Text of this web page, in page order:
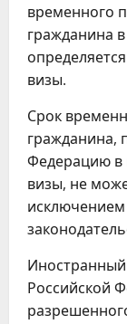
временного
гражданина
визы.
Срок
гражданина,
Федерацию в
визы, не
Российской